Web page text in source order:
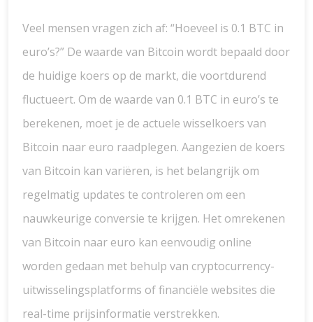
Veel mensen vragen zich af: “Hoeveel is 0.1 BTC in
euro’s?” De waarde van Bitcoin wordt bepaald door
de huidige koers op de markt, die voortdurend
fluctueert. Om de waarde van 0.1 BTC in euro’s te
berekenen, moet je de actuele wisselkoers van
Bitcoin naar euro raadplegen. Aangezien de koers
van Bitcoin kan variëren, is het belangrijk om
regelmatig updates te controleren om een
nauwkeurige conversie te krijgen. Het omrekenen
van Bitcoin naar euro kan eenvoudig online
worden gedaan met behulp van cryptocurrency-
uitwisselingsplatforms of financiële websites die
real-time prijsinformatie verstrekken.